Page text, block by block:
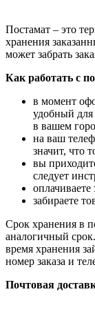
Постамат – это
хранения
может забрать
Как работать с
в момент
удобный для
в вашем
на ваш
значит, что
вы
следует
оплачиваете
забираете
Срок хранения в
аналогичный
время хранения
номер заказа и
Почтовая